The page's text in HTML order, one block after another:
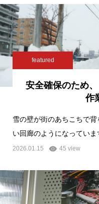
featured
安全確保のため
作
雪の壁が街のあちこちで
い回廊のようになってい
2026.01.15 45 view